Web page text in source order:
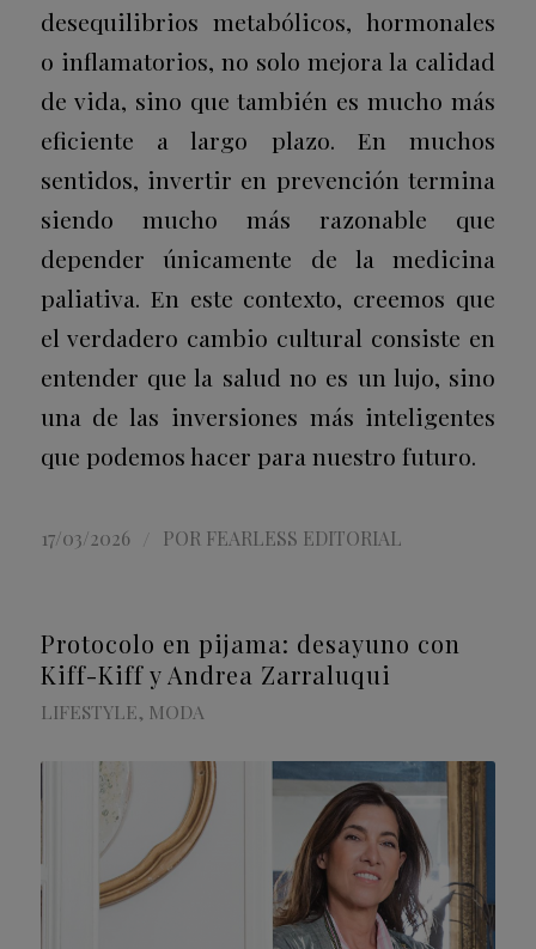
desequilibrios metabólicos, hormonales
o inflamatorios, no solo mejora la calidad
de vida, sino que también es mucho más
eficiente a largo plazo. En muchos
sentidos, invertir en prevención termina
siendo mucho más razonable que
depender únicamente de la medicina
paliativa. En este contexto, creemos que
el verdadero cambio cultural consiste en
entender que la salud no es un lujo, sino
una de las inversiones más inteligentes
que podemos hacer para nuestro futuro.
17/03/2026 POR FEARLESS EDITORIAL
Protocolo en pijama: desayuno con
Kiff-Kiff y Andrea Zarraluqui
LIFESTYLE, MODA